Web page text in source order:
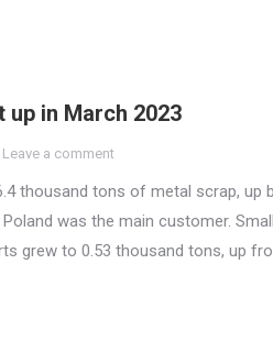
up in March 2023
Leave a comment
thousand tons of metal scrap, up
was the main customer.
grew to 0.53 thousand tons, up